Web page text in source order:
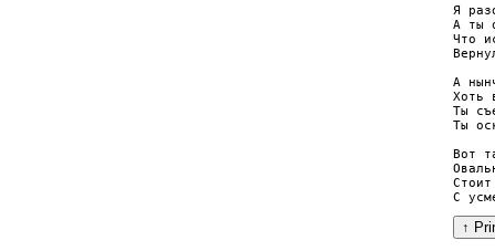
Я
А ты
Что
А
Хоть
Ты
Ты
Вот